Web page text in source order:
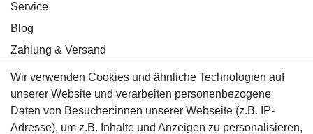
Service
Blog
Zahlung & Versand
Sicher einkaufen
Wir verwenden Cookies und ähnliche Technologien auf
unserer Website und verarbeiten personenbezogene
Daten von Besucher:innen unserer Webseite (z.B. IP-
Adresse), um z.B. Inhalte und Anzeigen zu personalisieren,